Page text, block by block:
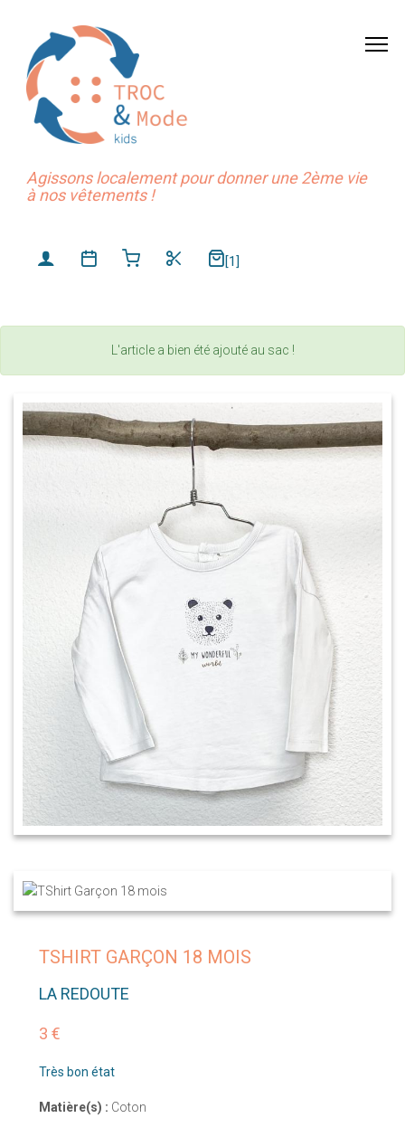
Agissons localement pour donner une 2ème vie
à nos vêtements !
[1]
L'article a bien été ajouté au sac !
TSHIRT GARÇON 18 MOIS
LA REDOUTE
3 €
Très bon état
Matière(s) : Coton